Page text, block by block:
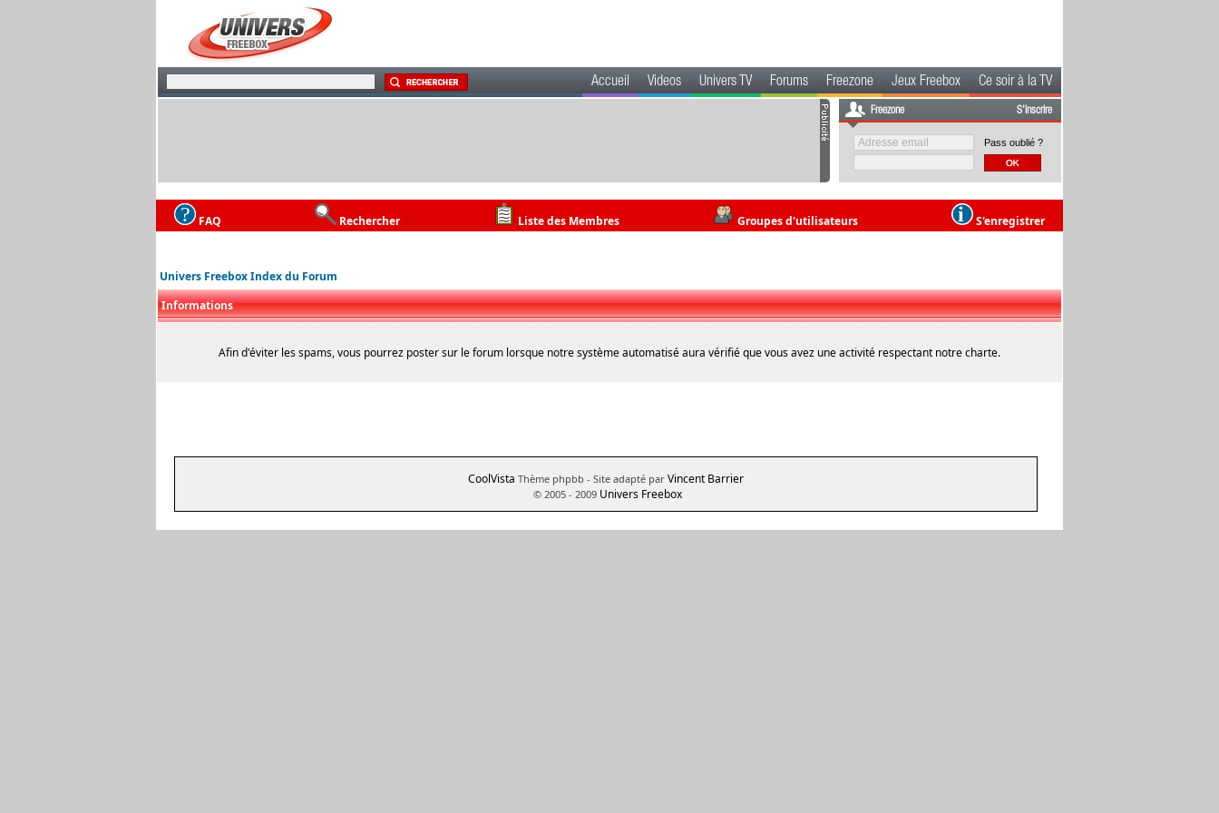
Accueil Videos Univers TV Forums Freezone Jeux Freebox Ce soir à la TV
Freezone S'inscrire
Pass oublié ?
FAQ Rechercher Liste des Membres Groupes d'utilisateurs S'enregistrer
Univers Freebox Index du Forum
Informations
Afin d'éviter les spams, vous pourrez poster sur le forum lorsque notre système automatisé aura vérifié que vous avez une activité respectant notre charte.
CoolVista Thème phpbb - Site adapté par Vincent Barrier
© 2005 - 2009 Univers Freebox